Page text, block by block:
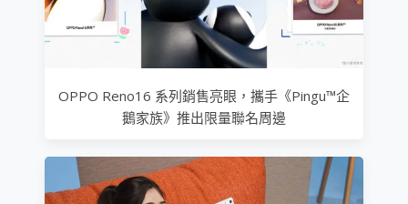
OPPO Reno16 系列銷售亮眼，攜手《Pingu™企
鵝家族》推出限量聯名周邊